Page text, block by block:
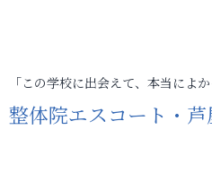
「この学校に出会えて、本当によか
整体院エスコート・芦